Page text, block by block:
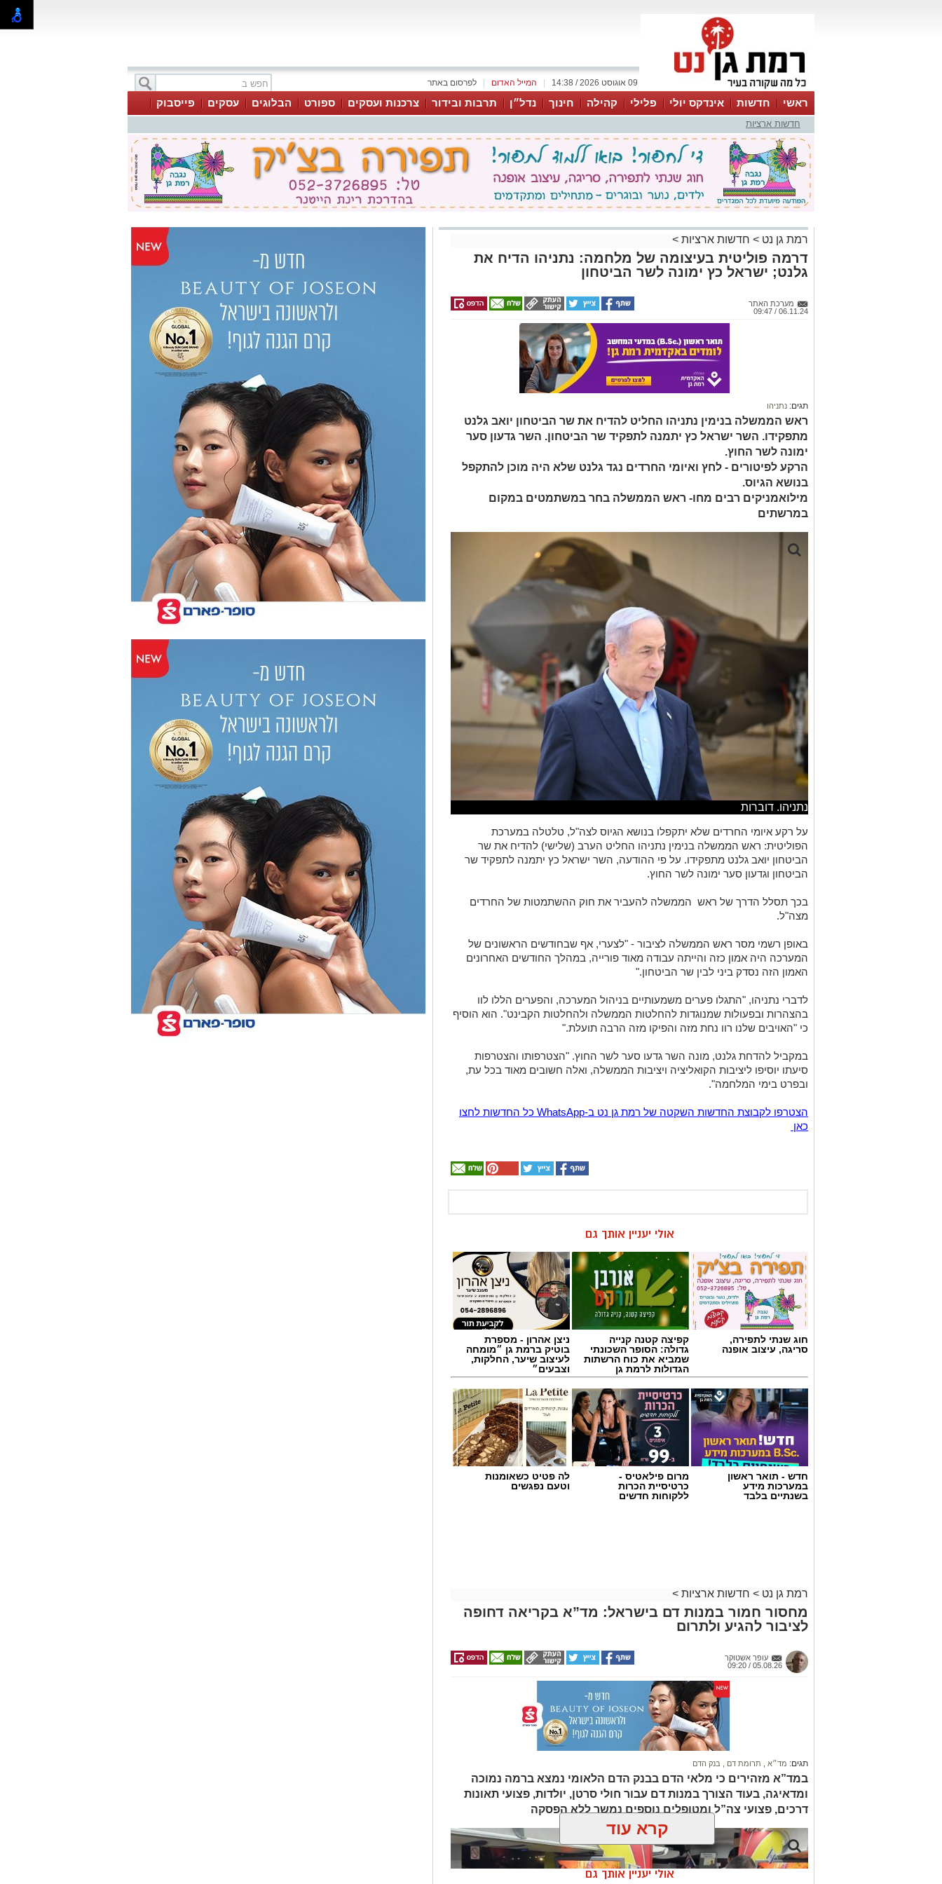
לפרסום באתר המייל האדום 09 אוגוסט 2026 / 14:38
ראשי חדשות אינדקס יולי פלילי קהילה חינוך נדל״ן תרבות ובידור צרכנות ועסקים ספורט הבלוגים עסקים
פייסבוק
ווטסאפ
חדשות ארציות
רמת גן נט > חדשות ארציות >
דרמה פוליטית בעיצומה של מלחמה: נתניהו הדיח את
גלנט; ישראל כץ ימונה לשר הביטחון
מערכת האתר
06.11.24 / 09:47
תגים: נתניהו
ראש הממשלה בנימין נתניהו החליט להדיח את שר הביטחון יואב גלנט
מתפקידו. השר ישראל כץ יתמנה לתפקיד שר הביטחון. השר גדעון סער
ימונה לשר החוץ.
הרקע לפיטורים - לחץ ואיומי החרדים נגד גלנט שלא היה מוכן להתקפל
בנושא הגיוס.
מילואמניקים רבים מחו- ראש הממשלה בחר במשתמטים במקום
במרשתים
נתניהו. דוברות
על רקע איומי החרדים שלא יתקפלו בנושא הגיוס לצה"ל, טלטלה במערכת
הפוליטית: ראש הממשלה בנימין נתניהו החליט הערב (שלישי) להדיח את שר
הביטחון יואב גלנט מתפקידו. על פי ההודעה, השר ישראל כץ יתמנה לתפקיד שר
הביטחון וגדעון סער ימונה לשר החוץ.
בכך תסלל הדרך של ראש הממשלה להעביר את חוק ההשתמטות של החרדים
מצה"ל.
באופן רשמי מסר ראש הממשלה לציבור - "לצערי, אף שבחודשים הראשונים של
המערכה היה אמון כזה והייתה עבודה מאוד פורייה, במהלך החודשים האחרונים
האמון הזה נסדק ביני לבין שר הביטחון."
לדברי נתניהו, "התגלו פערים משמעותיים בניהול המערכה, והפערים הללו לוו
בהצהרות ובפעולות שמנוגדות להחלטות הממשלה ולהחלטות הקבינט". הוא הוסיף
כי "האויבים שלנו רוו נחת מזה והפיקו מזה הרבה תועלת."
במקביל להדחת גלנט, מונה השר גדעו סער לשר החוץ. "הצטרפותו והצטרפות
סיעתו יוסיפו ליציבות הקואליציה ויציבות הממשלה, ואלה חשובים מאוד בכל עת,
ובפרט בימי המלחמה".
הצטרפו לקבוצת החדשות השקטה של רמת גן נט ב-WhatsApp כל החדשות לחצו
כאן
אולי יעניין אותך גם
חוג שנתי לתפירה,
סריגה, עיצוב אופנה
קפיצה קטנה קנייה
גדולה: הסופר השכונתי
שמביא את כוח הרשתות
הגדולות לרמת גן
ניצן אהרון - מספרת
בוטיק ברמת גן ״מומחה
לעיצוב שיער, החלקות,
וצבעים״
חדש - תואר ראשון
במערכות מידע
בשנתיים בלבד
מרום פילאטיס -
כרטיסיית הכרות
ללקוחות חדשים
לה פטיט כשאומנות
וטעם נפגשים
רמת גן נט > חדשות ארציות >
מחסור חמור במנות דם בישראל: מד”א בקריאה דחופה
לציבור להגיע ולתרום
עופר אשטוקר
05.08.26 / 09:20
תגים: מד״א תרומת דם בנק הדם
במד”א מזהירים כי מלאי הדם בבנק הדם הלאומי נמצא ברמה נמוכה
ומדאיגה, בעוד הצורך במנות דם עבור חולי סרטן, יולדות, פצועי תאונות
דרכים, פצועי צה”ל ומטופלים נוספים נמשך ללא הפסקה
קרא עוד
אולי יעניין אותך גם